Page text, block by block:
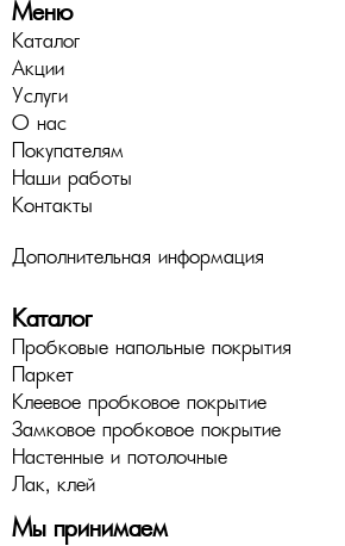
Меню
Каталог
Акции
Услуги
О нас
Покупателям
Наши работы
Контакты
Дополнительная информация
Каталог
Пробковые напольные покрытия
Паркет
Клеевое пробковое покрытие
Замковое пробковое покрытие
Настенные и потолочные
Лак, клей
Мы принимаем